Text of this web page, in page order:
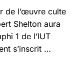
de l’œuvre culte
Shelton aura
1 de l’IUT
s’inscrit …